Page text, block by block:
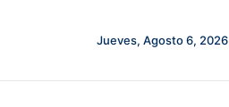
Jueves, Agosto 6, 2026